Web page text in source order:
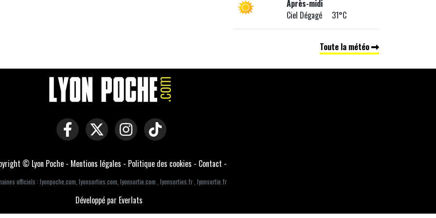
Après-midi
Ciel Dégagé 31°C
Toute la météo
© Lyon Poche - Mentions légales - Politique des cookies - Contact -
officiels : lyonpoche.com, lyonsorties.com, lyonsortie.com , lyonsorties.fr, lyonsortie.fr
Développé par Everlats